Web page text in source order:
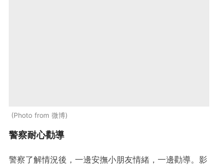
Photo from 微博
警察耐心勸導
警察了解情況後，一邊安撫小朋友情緒，一邊勸導。影